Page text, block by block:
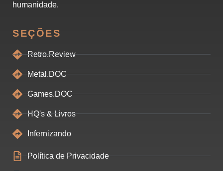
humanidade.
SEÇÕES
Retro.Review
Metal.DOC
Games.DOC
HQ's & Livros
Infernizando
Política de Privacidade